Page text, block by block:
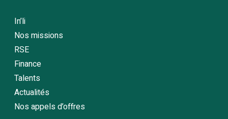
In’li
Nos missions
RSE
Finance
Talents
Actualités
Nos appels d’offres